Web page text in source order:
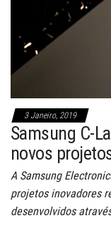
3 Janeiro, 2019
Samsung C-
novos
A Samsung
projetos inovadores
desenvolvidos